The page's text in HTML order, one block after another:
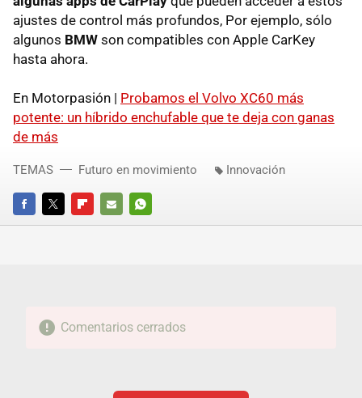
ajustes de control más profundos, Por ejemplo, sólo
algunos BMW son compatibles con Apple CarKey
hasta ahora.
En Motorpasión | Probamos el Volvo XC60 más
potente: un híbrido enchufable que te deja con ganas
de más
FACEBOOKTWITTERFLIPBOARD
E-
WHATSAPP
TEMAS Futuro en movimiento Innovación
Comentarios cerrados